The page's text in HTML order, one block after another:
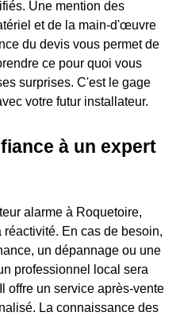
Une mention des
et de la main-d'œuvre
du devis vous permet de
ce pour quoi vous
surprises. C'est le gage
votre futur installateur.
à un expert
alarme à Roquetoire,
En cas de besoin,
un dépannage ou une
professionnel local sera
offre un service après-vente
La connaissance des